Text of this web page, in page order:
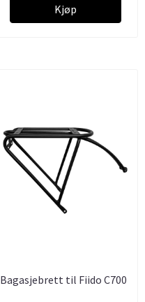
Kjøp
Bagasjebrett til Fiido C700